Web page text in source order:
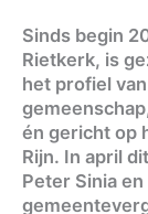
Sinds begin
Rietkerk, is
het profiel
én gericht op
Rijn. In april
Peter Sinia